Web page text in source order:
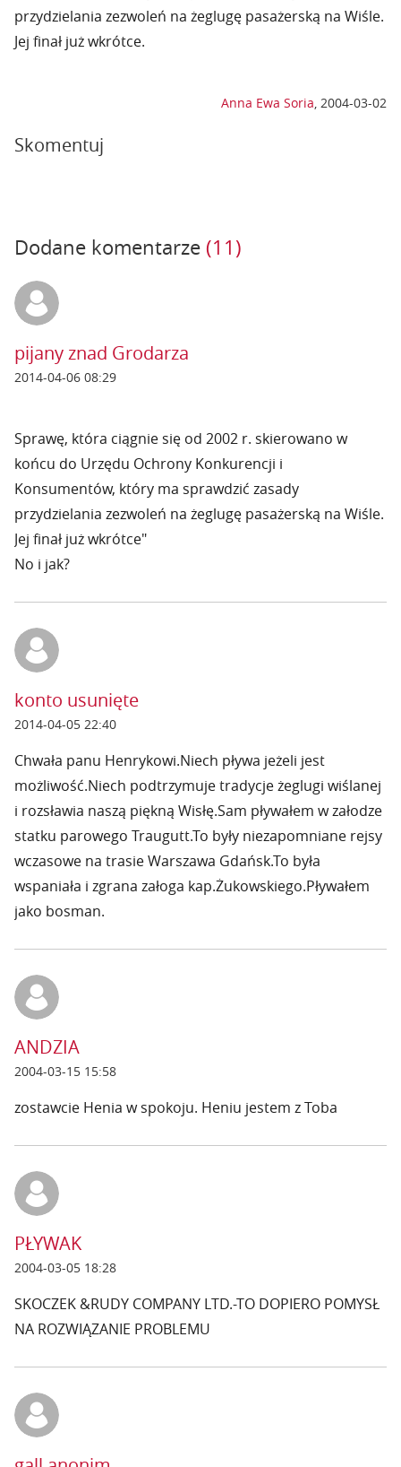
przydzielania zezwoleń na żeglugę pasażerską na Wiśle.
Jej finał już wkrótce.
Anna Ewa Soria, 2004-03-02
Skomentuj
Dodane komentarze (11)
pijany znad Grodarza
2014-04-06 08:29
Sprawę, która ciągnie się od 2002 r. skierowano w
końcu do Urzędu Ochrony Konkurencji i
Konsumentów, który ma sprawdzić zasady
przydzielania zezwoleń na żeglugę pasażerską na Wiśle.
Jej finał już wkrótce"
No i jak?
konto usunięte
2014-04-05 22:40
Chwała panu Henrykowi.Niech pływa jeżeli jest
możliwość.Niech podtrzymuje tradycje żeglugi wiślanej
i rozsławia naszą piękną Wisłę.Sam pływałem w załodze
statku parowego Traugutt.To były niezapomniane rejsy
wczasowe na trasie Warszawa Gdańsk.To była
wspaniała i zgrana załoga kap.Żukowskiego.Pływałem
jako bosman.
ANDZIA
2004-03-15 15:58
zostawcie Henia w spokoju. Heniu jestem z Toba
PŁYWAK
2004-03-05 18:28
SKOCZEK &RUDY COMPANY LTD.-TO DOPIERO POMYSŁ
NA ROZWIĄZANIE PROBLEMU